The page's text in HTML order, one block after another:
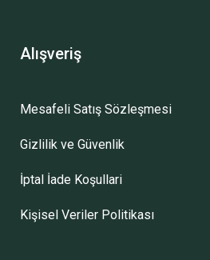
Alışveriş
Mesafeli Satış Sözleşmesi
Gizlilik ve Güvenlik
İptal İade Koşullari
Kişisel Veriler Politikası